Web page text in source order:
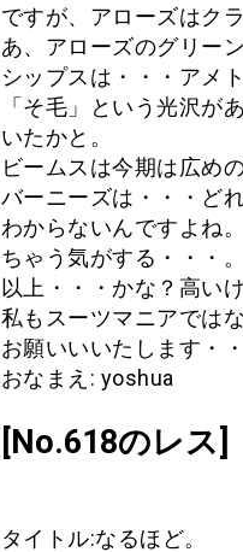
ですが、アローズはク
あ、アローズのグリー
シップスは・・・アメ
「そ毛」という光沢が
いたかと。
ビームスは今期は広め
バーニーズは・・・ど
わからないんですよね
ちゃう気がする・・・
以上・・・かな？高いけ
私もスーツマニアでは
お願いいいたします・・
おなまえ: yoshua
[No.618のレス]
タイトル:なるほど。